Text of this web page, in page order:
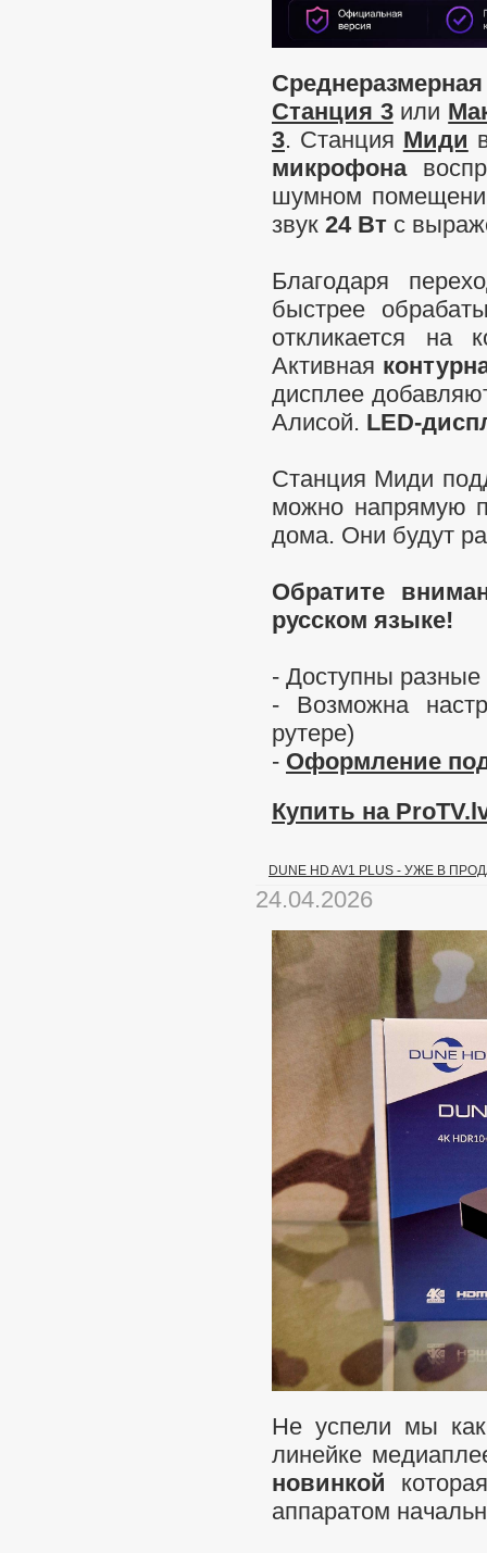
Станция 3или
3. Станция Миди
микрофона
шумном
звук 24 Вт с
Благодаря
быстрее
откликается на
Активная
дисплее
Алисой. LED-
Станция Миди
можно напрямую
дома. Они будут
Обратите
русском языке!
- Доступны разные
- Возможна
рутере)
- Оформление
Купить на
DUNE HD AV1 PLUS - УЖЕ В
24.04.2026
Не успели мы
линейке
новинкой
аппаратом